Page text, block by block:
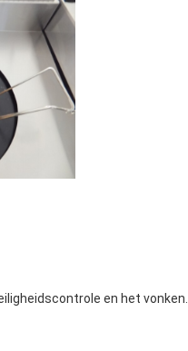
en het vonken.